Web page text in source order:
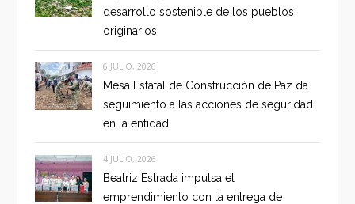
desarrollo sostenible de los pueblos
originarios
6 JULIO, 2026
Mesa Estatal de Construcción de Paz da
seguimiento a las acciones de seguridad
en la entidad
4 JULIO, 2026
Beatriz Estrada impulsa el
emprendimiento con la entrega de